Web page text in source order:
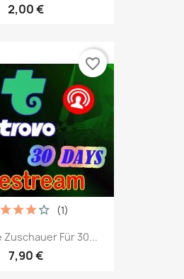
2,00 €
Zuschauer Für 30...
7,90 €
(1)
favorite_border